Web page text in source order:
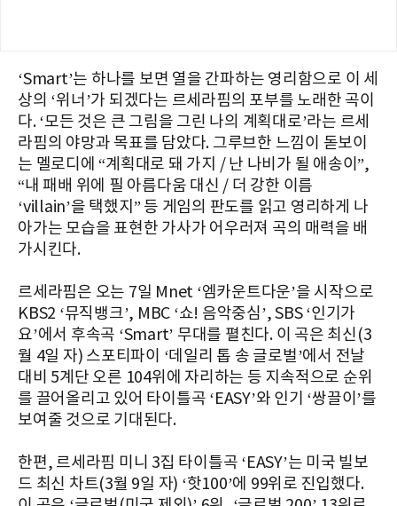
‘Smart’는 하나를 보면 열을 간파하는 영리함으로 이 세
상의 ‘위너’가 되겠다는 르세라핌의 포부를 노래한 곡이
다. ‘모든 것은 큰 그림을 그린 나의 계획대로’라는 르세
라핌의 야망과 목표를 담았다. 그루브한 느낌이 돋보이
는 멜로디에 “계획대로 돼 가지 / 난 나비가 될 애송이”,
“내 패배 위에 필 아름다움 대신 / 더 강한 이름
‘villain’을 택했지” 등 게임의 판도를 읽고 영리하게 나
아가는 모습을 표현한 가사가 어우러져 곡의 매력을 배
가시킨다.
르세라핌은 오는 7일 Mnet ‘엠카운트다운’을 시작으로
KBS2 ‘뮤직뱅크’, MBC ‘쇼! 음악중심’, SBS ‘인기가
요’에서 후속곡 ‘Smart’ 무대를 펼친다. 이 곡은 최신(3
월 4일 자) 스포티파이 ‘데일리 톱 송 글로벌’에서 전날
대비 5계단 오른 104위에 자리하는 등 지속적으로 순위
를 끌어올리고 있어 타이틀곡 ‘EASY’와 인기 ‘쌍끌이’를
보여줄 것으로 기대된다.
한편, 르세라핌 미니 3집 타이틀곡 ‘EASY’는 미국 빌보
드 최신 차트(3월 9일 자) ‘핫100’에 99위로 진입했다.